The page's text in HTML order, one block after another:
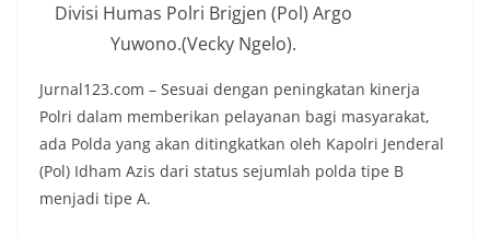
Divisi Humas Polri Brigjen (Pol) Argo
Yuwono.(Vecky Ngelo).
Jurnal123.com – Sesuai dengan peningkatan kinerja
Polri dalam memberikan pelayanan bagi masyarakat,
ada Polda yang akan ditingkatkan oleh Kapolri Jenderal
(Pol) Idham Azis dari status sejumlah polda tipe B
menjadi tipe A.